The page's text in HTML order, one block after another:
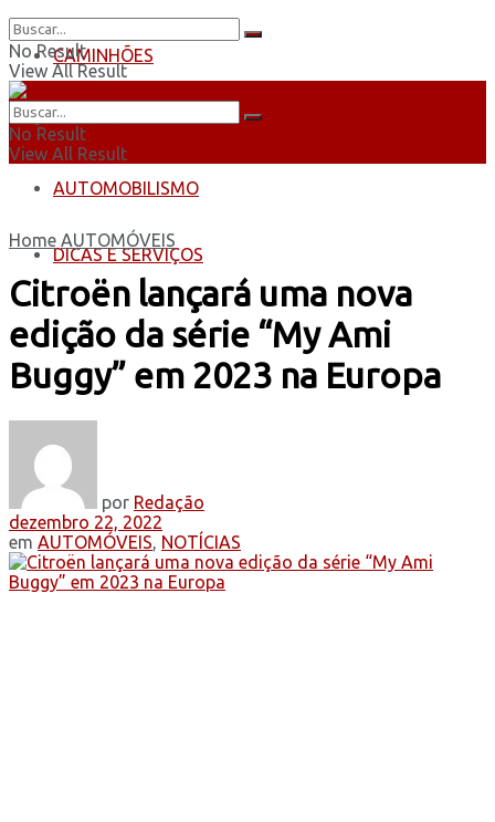
CAMINHÕES
ÔNIBUS
AUTOMOBILISMO
DICAS E SERVIÇOS
No Result
View All Result
No Result
View All Result
Home AUTOMÓVEIS
Citroën lançará uma nova
edição da série “My Ami
Buggy” em 2023 na Europa
por Redação
dezembro 22, 2022
em AUTOMÓVEIS, NOTÍCIAS